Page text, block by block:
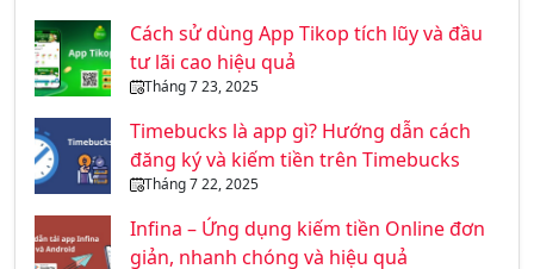
Cách sử dùng App Tikop tích lũy và đầu
tư lãi cao hiệu quả
Tháng 7 23, 2025
Timebucks là app gì? Hướng dẫn cách
đăng ký và kiếm tiền trên Timebucks
Tháng 7 22, 2025
Infina – Ứng dụng kiếm tiền Online đơn
giản, nhanh chóng và hiệu quả